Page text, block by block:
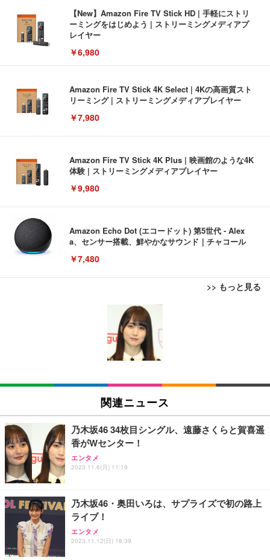
【New】Amazon Fire TV Stick HD | 手軽にストリ
ーミングをはじめよう | ストリーミングメディアプ
レイヤー
￥6,980
Amazon Fire TV Stick 4K Select | 4Kの高画質スト
リーミング | ストリーミングメディアプレイヤー
￥7,980
Amazon Fire TV Stick 4K Plus | 映画館のような4K
体験 | ストリーミングメディアプレイヤー
￥9,980
Amazon Echo Dot (エコードット) 第5世代 - Alex
a、センサー搭載、鮮やかなサウンド｜チャコール
￥7,480
>> もっと見る
[EdoErgo] オフィスチェア 椅子 テレワーク 疲れな
い 跳ね上げ式アームレスト コンパクト 約105度ロッ
キング pc 事務椅子 360度回転 座面昇降 強化ナイロ
ン樹脂ベース 通気性メッシュ 在宅ワーク H-WY01
(黒網+黒枠+黒足)
SIHOO B100 オフィスチェア／デスクチェア メッシ
ュチェア 人間工学 疲れない ブラック
￥27,999
Sezlife オフィスチェア デスクチェア 疲れない テレ
ワーク チェア 強化バックレスト 30度ロッキング機
能 人間工学 椅子 腰サポート 90度跳ね上げ式アーム
務用 おしゃれ パソコンチェア (ブラック)
Sezlife オフィスチェア デスクチェア 疲れない テレ
ワーク チェア 強化バックレスト 30度ロッキング機
能 人間工学 椅子 腰サポート 90度跳ね上げ式アーム
EIZO ビジネス向けプレミアムモニター | FlexScan
EV3240X-WT | 31.5型4K UHD・USB Type-C・ホワ
EIZO ビジネス向けプレミアムモニター | FlexScan
￥109,572
【純正品】27"ゲーミングモニター DualSense 充電
フック付き（CFI-ZDM1J）
【整備済み品】Dell E2724HS 27インチ 液晶モニタ
ー フルHD（1920×1080）VA 非光沢 HDMI/DisplayP
ort/VGA スピーカー内蔵 高さ調整 スイベル VESA対
Amazonベーシック ペットシーツ 薄型 レギュラー 1
回使い捨て 無香料 ホワイト 300枚
Amazonベーシック ペットシーツ 厚型 ワイド 42枚
x2袋(84枚) ホワイト(吸収面:ライトブルー)
￥3,234
ネオ・ルーライフ ネオ・オムツ L 中型犬用 26枚入
り 単品
Smart Basic(スマートベーシック) 【Amazon.co.jp
限定】 Smart Basic アイリスオーヤマ ペットシーツ
超厚型 お徳用 ワイド 100枚入 (x 1) (ケース販売)
関連ニュース
乃木坂46 34枚目シングル、遠藤さくらと賀喜遥
香がWセンター！
エンタメ
2023.11.6(月) 11:19
乃木坂46・奥田いろは、サプライズで初の路上
ライブ！
エンタメ
2023.11.12(日) 18:39